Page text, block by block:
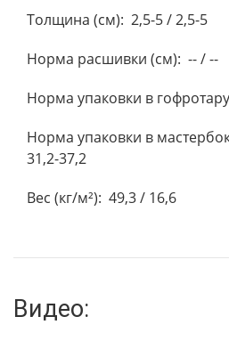
Толщина (см): 2,5-5 / 2,5-5
Норма расшивки (см): -- / --
Норма упаковки в
Норма упаковки в
31,2-37,2
Вес (кг/м²): 49,3 / 16,6
Видео: